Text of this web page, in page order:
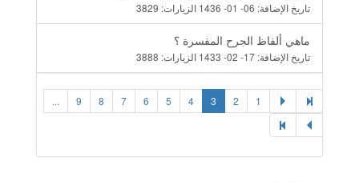
تاريخ الإضافة: 06- 01- 1436 الزيارات: 3829
ماهي ألفاظ الجرح المفسرة ؟
تاريخ الإضافة: 17- 02- 1433 الزيارات: 3888
1
2
3
4
5
6
7
8
9
...